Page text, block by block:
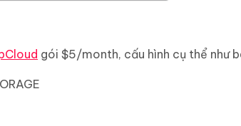
gói $5/month, cấu hình cụ thể như